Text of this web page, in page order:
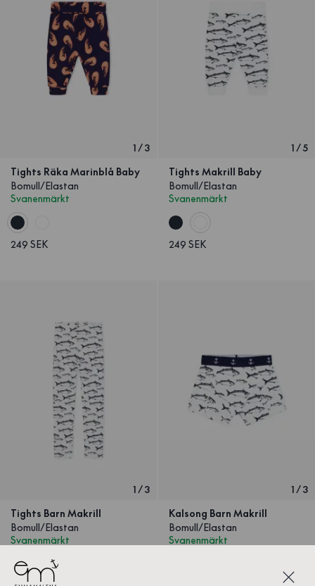
1 /3
Tights Räka Marinblå Baby
Bomull/Elastan
Svanenmärkt
249 SEK
1 /5
Tights Makrill Baby
Bomull/Elastan
Svanenmärkt
249 SEK
1/3
Tights Barn Makrill
Bomull/Elastan
Svanenmärkt
1/3
Kalsong Barn Makrill
Bomull/Elastan
Svanenmärkt